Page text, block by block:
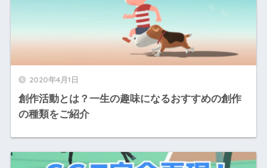
2020年4月1日
創作活動とは？一生の趣味になるおすすめの創作
の種類をご紹介